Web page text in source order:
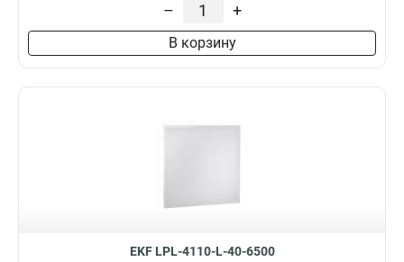
– +
В корзину
EKF LPL-4110-L-40-6500